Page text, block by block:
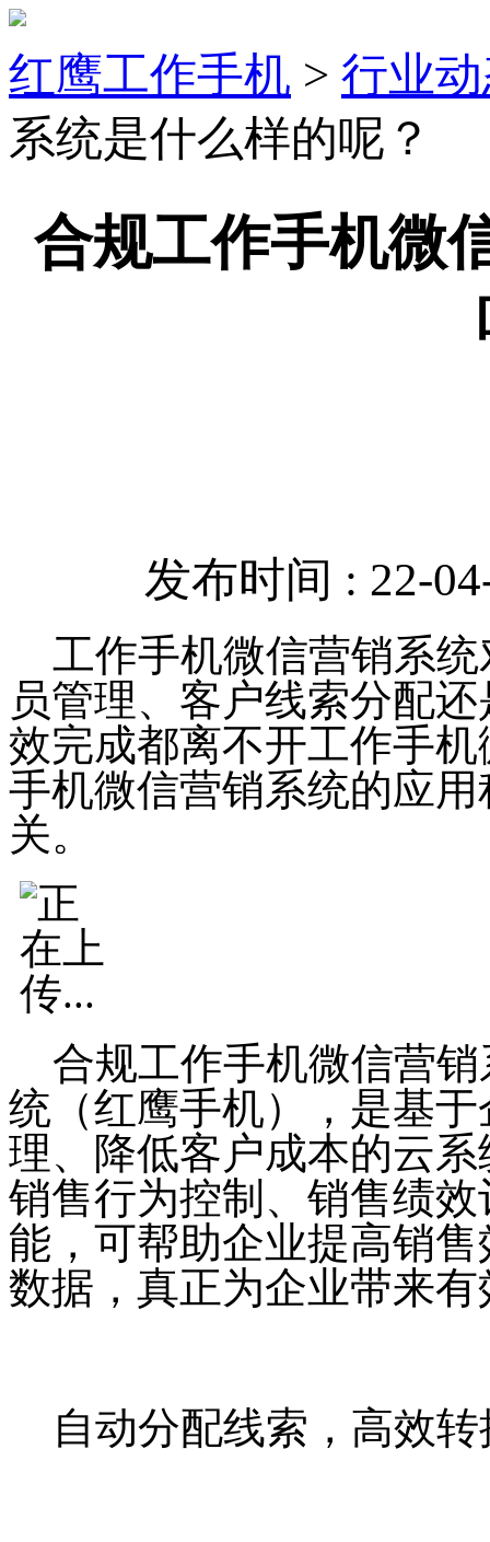
红鹰工作手机 > 行业
系统是什么样的呢？
合规工作手机微
发布时间 : 22-
工作手机微信营销系
员管理、客户线索分配
效完成都离不开工作手
手机微信营销系统的应
关。
合规工作手机微信营销
统（红鹰手机），是基
理、降低客户成本的云
销售行为控制、销售绩
能，可帮助企业提高销
数据，真正为企业带来
自动分配线索，高效